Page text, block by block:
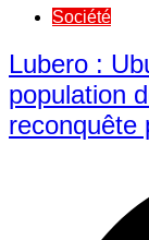
Société
Lubero :
population
reconquête